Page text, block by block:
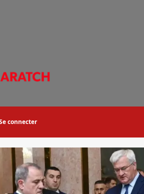
connecter